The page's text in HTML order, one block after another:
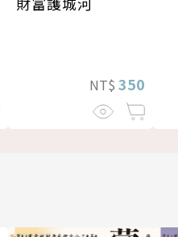
NT$ 350